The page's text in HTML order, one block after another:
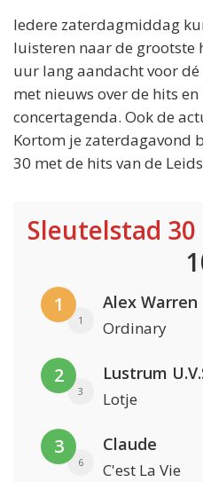
Iedere zaterdagmiddag
luisteren naar de grootste
uur lang aandacht voor
met nieuws over de hits
concertagenda. Ook de
Kortom je zaterdagavond
30 met de hits van de
Sleutelstad 30
1
1
Alex Warren
Ordinary
2
3 Lotje
3
6
Claude
C'est La Vie